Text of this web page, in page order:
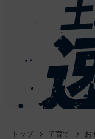
トップ 子育て お